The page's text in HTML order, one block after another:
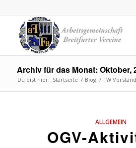
Archiv für das Monat: Oktober,
Du bist hier: Startseite / Blog / FW Vorstand
ALLGEMEIN
OGV-